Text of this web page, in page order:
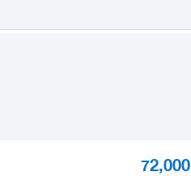
72,000